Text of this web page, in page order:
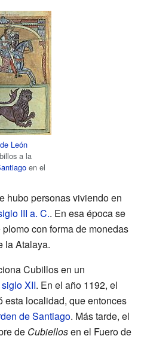
León
a la
en el
hubo personas viviendo en
III a. C.. En esa época se
con forma de monedas
la Atalaya.
Cubillos en un
siglo XII. En el año 1192, el
esta localidad, que entonces
de Santiago. Más tarde, el
de Cubiellosen el Fuero de